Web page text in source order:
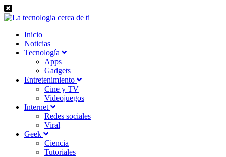
Inicio
Noticias
Tecnología
Apps
Gadgets
Entretenimiento
Cine y TV
Videojuegos
Internet
Redes sociales
Viral
Geek
Ciencia
Tutoriales